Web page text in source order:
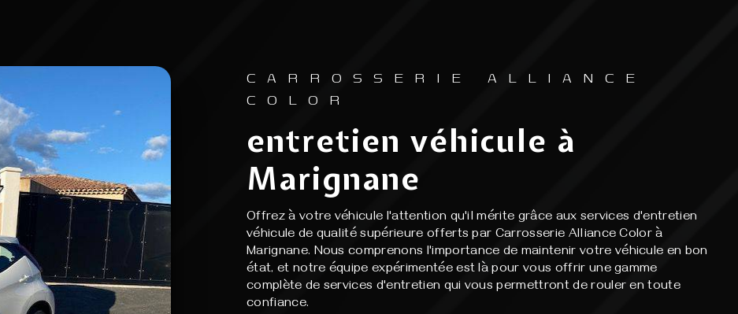
CARROSSERIE ALLIANCE
COLOR
entretien véhicule à
Marignane
Offrez à votre véhicule l'attention qu'il mérite grâce aux services d'entretien
véhicule de qualité supérieure offerts par Carrosserie Alliance Color à
Marignane. Nous comprenons l'importance de maintenir votre véhicule en bon
état, et notre équipe expérimentée est là pour vous offrir une gamme
complète de services d'entretien qui vous permettront de rouler en toute
confiance.